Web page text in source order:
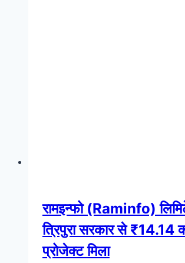
रामइन्फो (Raminfo)
त्रिपुरा सरकार से ₹14.14
प्रोजेक्ट मिला